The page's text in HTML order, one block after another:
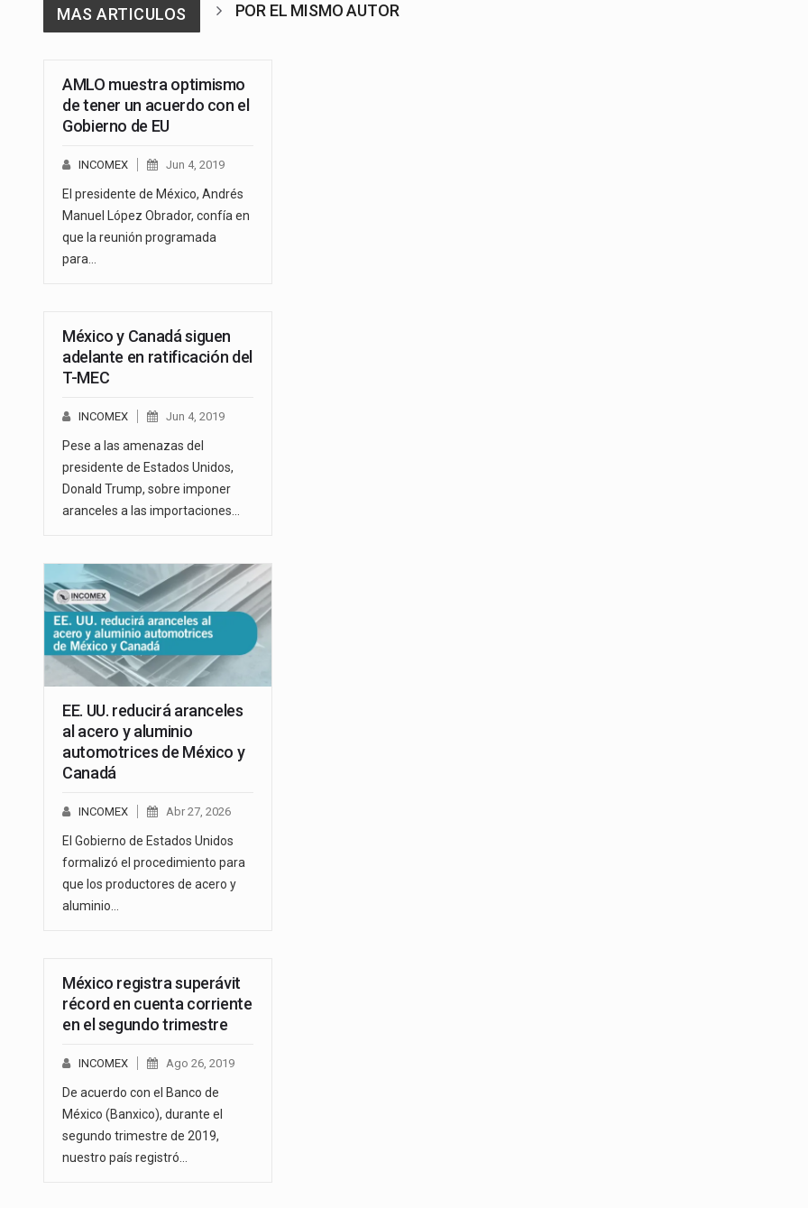
MAS ARTICULOS POR EL MISMO AUTOR
AMLO muestra optimismo
de tener un acuerdo con el
Gobierno de EU
INCOMEX Jun 4, 2019
El presidente de México, Andrés
Manuel López Obrador, confía en
que la reunión programada
para…
México y Canadá siguen
adelante en ratificación del
T-MEC
INCOMEX Jun 4, 2019
Pese a las amenazas del
presidente de Estados Unidos,
Donald Trump, sobre imponer
aranceles a las importaciones…
EE. UU. reducirá aranceles
al acero y aluminio
automotrices de México y
Canadá
INCOMEX Abr 27, 2026
El Gobierno de Estados Unidos
formalizó el procedimiento para
que los productores de acero y
aluminio…
México registra superávit
récord en cuenta corriente
en el segundo trimestre
INCOMEX Ago 26, 2019
De acuerdo con el Banco de
México (Banxico), durante el
segundo trimestre de 2019,
nuestro país registró…